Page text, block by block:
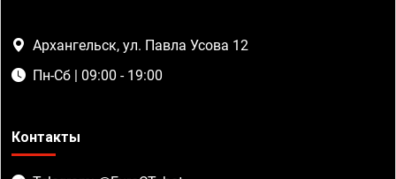
Архангельск, ул. Павла Усова 12
Пн-Сб | 09:00 - 19:00
Контакты